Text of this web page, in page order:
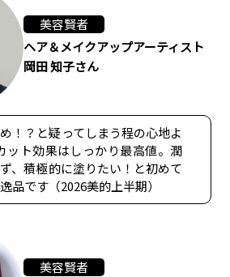
美容賢者
ヘア＆メイクアップアーティスト
岡田 知子さん
！？と疑ってしまう程の心地よ
ット効果はしっかり最高値。潤
、積極的に塗りたい！と初めて
品です（2026美的上半期）
美容賢者